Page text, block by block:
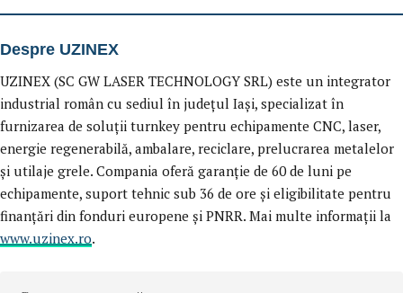
Despre UZINEX
UZINEX (SC GW LASER TECHNOLOGY SRL) este un integrator
industrial român cu sediul în județul Iași, specializat în
furnizarea de soluții turnkey pentru echipamente CNC, laser,
energie regenerabilă, ambalare, reciclare, prelucrarea metalelor
și utilaje grele. Compania oferă garanție de 60 de luni pe
echipamente, suport tehnic sub 36 de ore și eligibilitate pentru
finanțări din fonduri europene și PNRR. Mai multe informații la
www.uzinex.ro.